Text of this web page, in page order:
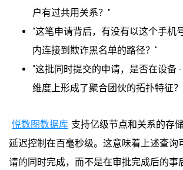
户有过共用关系？"
"这笔申请背后，有没有以这个手机
内连接到欺诈黑名单的路径？"
"这批同时提交的申请，是否在设备
维度上形成了聚合团伙的拓扑特征
悦数图数据库 支持亿级节点和关系的存
延迟控制在百毫秒级。这意味着上述查询
请的同时完成，而不是在审批完成后的事